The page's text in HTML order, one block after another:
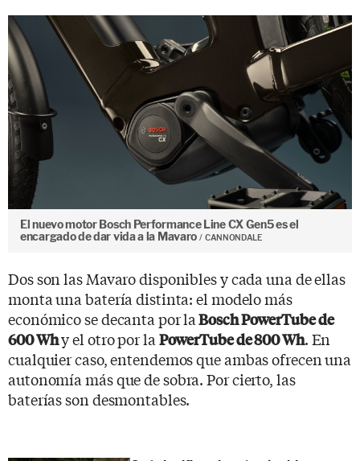
El nuevo motor Bosch Performance Line CX Gen5 es el
encargado de dar vida a la Mavaro
CANNONDALE
Dos son las Mavaro disponibles y cada una de ellas
monta una batería distinta: el modelo más
económico se decanta por la Bosch PowerTube de
600 Why el otro por la PowerTube de 800 Wh. En
cualquier caso, entendemos que ambas ofrecen una
autonomía más que de sobra. Por cierto, las
baterías son desmontables.